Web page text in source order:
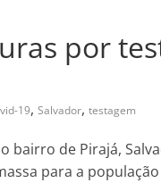
por
19, Salvador, testagem
bairro de Pirajá,
para a